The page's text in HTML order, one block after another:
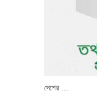
দেশের ...